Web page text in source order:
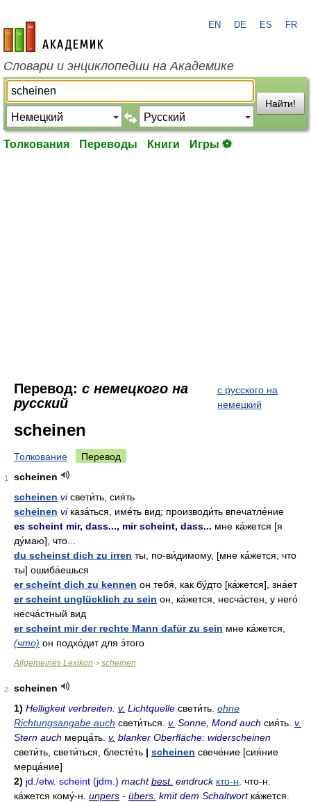
academic.ru
EN DE ES FR
Словари и энциклопедии на Академике
Найти!
Толкования Переводы Книги Игры ⚽
Перевод: с немецкого на
русский
с русского на
немецкий
scheinen
Толкование Перевод
1
scheinen
scheinen viсвети́ть, сия́ть
scheinen viказа́ться, име́ть вид; производи́ть впечатле́ние
es scheint mir, dass..., mir scheint, dass... мне ка́жется [я
ду́маю], что...
du scheinst dich zu irren ты, по-ви́димому, [мне ка́жется, что
ты] ошиба́ешься
er scheint dich zu kennen он тебя́, как бу́дто [ка́жется], зна́ет
er scheint unglücklich zu sein он, ка́жется, несча́стен, у него́
несча́стный вид
er scheint mir der rechte Mann dafür zu sein мне ка́жется,
(что) он подхо́дит для э́того
Allgemeines Lexikon > scheinen
2
scheinen
1) Helligkeit verbreiten: v. Lichtquelle свети́ть ohne
Richtungsangabe auch свети́ться v. Sonne, Mond auch сия́ть v.
Stern auch мерца́ть v. blanker Oberfläche: widerscheinen
свети́ть свети́ться блесте́ть | scheinen свече́ние [сия́ние
мерца́ние]
2) jd./etw. scheint (jdm.) machtbest. eindruck кто-н . что-н.
ка́жется кому́-н unpers - übers. kmit dem Schaltwort ка́жется